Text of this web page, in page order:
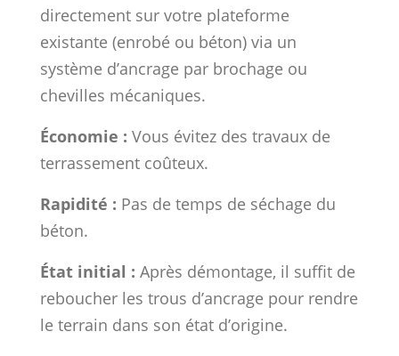
directement sur votre plateforme
existante (enrobé ou béton) via un
système d’ancrage par brochage ou
chevilles mécaniques.
Économie : Vous évitez des travaux de
terrassement coûteux.
Rapidité : Pas de temps de séchage du
béton.
État initial : Après démontage, il suffit de
reboucher les trous d’ancrage pour rendre
le terrain dans son état d’origine.